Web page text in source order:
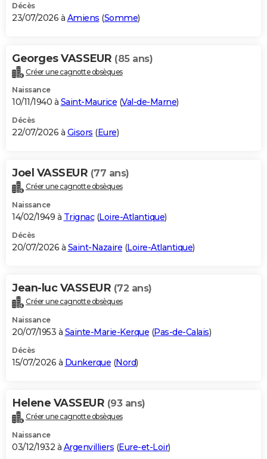
Décès
23/07/2026 à Amiens (Somme)
Georges VASSEUR (85 ans)
Créer une cagnotte obsèques
Naissance
10/11/1940 à Saint-Maurice (Val-de-Marne)
Décès
22/07/2026 à Gisors (Eure)
Joel VASSEUR (77 ans)
Créer une cagnotte obsèques
Naissance
14/02/1949 à Trignac(Loire-Atlantique)
Décès
20/07/2026 à Saint-Nazaire (Loire-Atlantique)
Jean-luc VASSEUR (72 ans)
Créer une cagnotte obsèques
Naissance
20/07/1953 à Sainte-Marie-Kerque (Pas-de-Calais)
Décès
15/07/2026 à Dunkerque (Nord)
Helene VASSEUR (93 ans)
Créer une cagnotte obsèques
Naissance
03/12/1932 à Argenvilliers (Eure-et-Loir)